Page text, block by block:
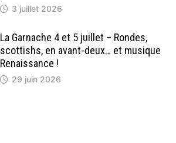
3 juillet 2026
La Garnache 4 et 5 juillet – Rondes,
scottishs, en avant-deux… et musique
Renaissance !
29 juin 2026